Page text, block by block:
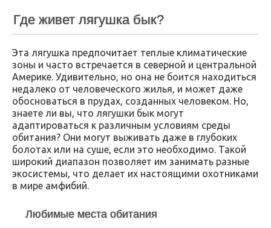
Где живет лягушка бык?
Эта лягушка предпочитает теплые климатические
зоны и часто встречается в северной и центральной
Америке. Удивительно, но она не боится находиться
недалеко от человеческого жилья, и может даже
обосноваться в прудах, созданных человеком. Но,
знаете ли вы, что лягушки бык могут
адаптироваться к различным условиям среды
обитания? Они могут выживать даже в глубоких
болотах или на суше, если это необходимо. Такой
широкий диапазон позволяет им занимать разные
экосистемы, что делает их настоящими охотниками
в мире амфибий.
Любимые места обитания